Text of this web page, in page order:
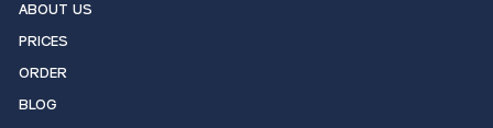
ABOUT US
PRICES
ORDER
BLOG